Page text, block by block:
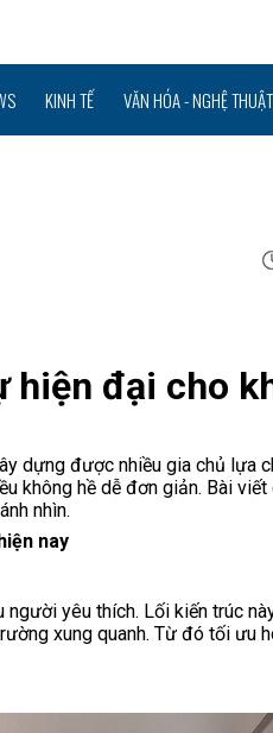
KINH TẾ VĂN HÓA - NGHỆ THUẬT
đại cho
dựng được nhiều gia chủ lựa
không hề dễ đơn giản. Bài
nhìn.
nay
người yêu thích. Lối kiến trúc
xung quanh. Từ đó tối ưu